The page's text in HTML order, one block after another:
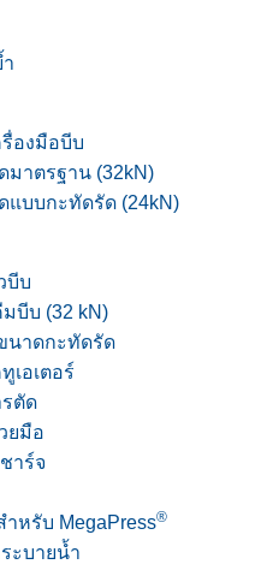
รื่องมือบีบ
มาตรฐาน (32kN)
แบบกะทัดรัด (24kN)
บีบ
บีบ (32 kN)
นาดกะทัดรัด
เอเตอร์
ตัด
ยมือ
าร์จ
หรับ MegaPress®
ะบายน้ำ